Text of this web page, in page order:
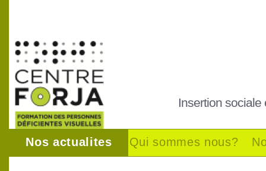
Insertion
Nos actualites Qui sommes nous?